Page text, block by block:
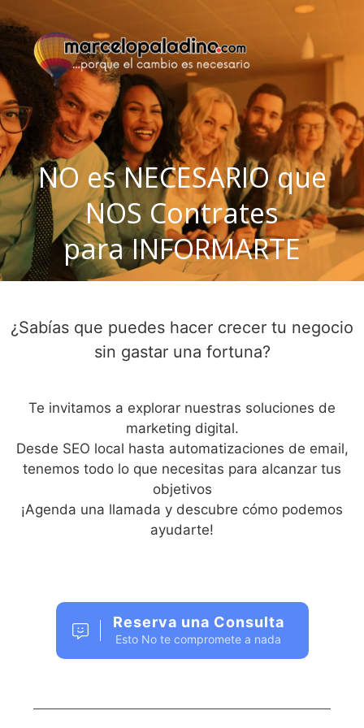
NO es NECESARIO que
NOS Contrates
para INFORMARTE
¿Sabías que puedes hacer crecer tu negocio
sin gastar una fortuna?
Te invitamos a explorar nuestras soluciones de
marketing digital.
Desde SEO local hasta automatizaciones de email,
tenemos todo lo que necesitas para alcanzar tus
objetivos
¡Agenda una llamada y descubre cómo podemos
ayudarte!
Reserva una Consulta
Esto No te compromete a nada